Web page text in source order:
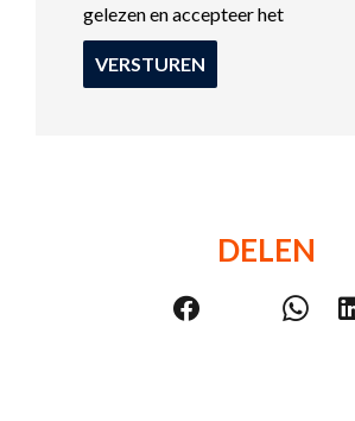
gelezen en accepteer het
VERSTUREN
DELEN